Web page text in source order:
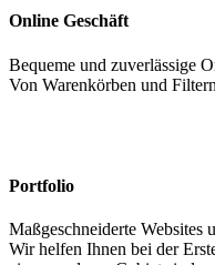
Online Geschäft
Bequeme und zuverlässige
Von Warenkörben und
Portfolio
Maßgeschneiderte
Wir helfen Ihnen bei der